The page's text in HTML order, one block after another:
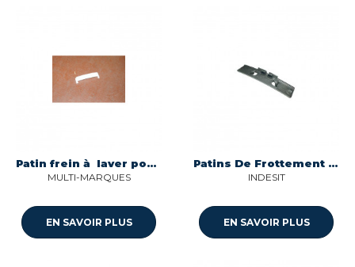
Patin frein à laver pour sèche linge Brandt SAR000167
MULTI-MARQUES
EN SAVOIR PLUS
Patins De Frottement - (X4) Hotpoint, Indesit, Whirlpool
INDESIT
EN SAVOIR PLUS